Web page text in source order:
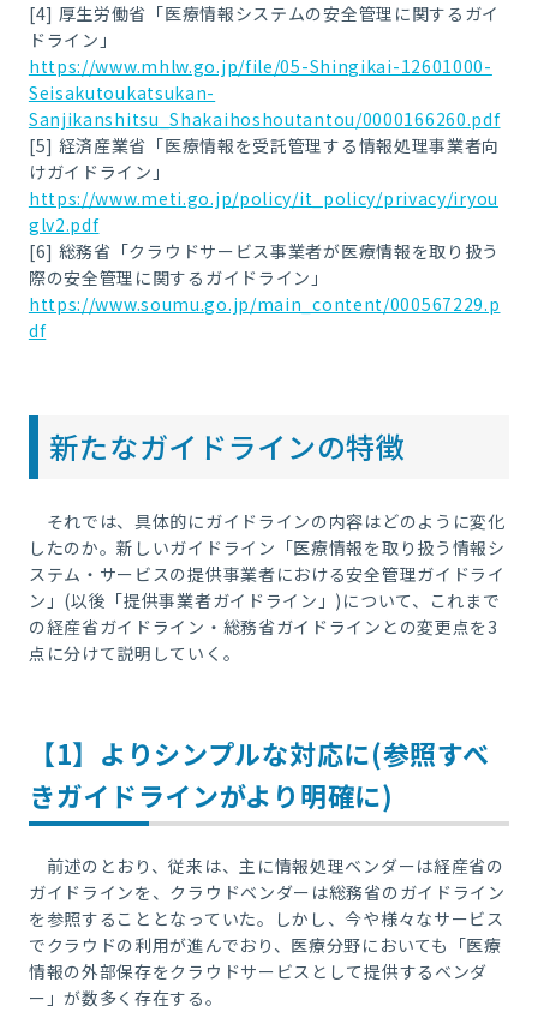
[4] 厚生労働省「医療情報システムの安全管理に関するガイ
ドライン」
https://www.mhlw.go.jp/file/05-Shingikai-12601000-
Seisakutoukatsukan-
Sanjikanshitsu_Shakaihoshoutantou/0000166260.pdf
[5] 経済産業省「医療情報を受託管理する情報処理事業者向
けガイドライン」
https://www.meti.go.jp/policy/it_policy/privacy/iryou
glv2.pdf
[6] 総務省「クラウドサービス事業者が医療情報を取り扱う
際の安全管理に関するガイドライン」
https://www.soumu.go.jp/main_content/000567229.p
df
新たなガイドラインの特徴
それでは、具体的にガイドラインの内容はどのように変化
したのか。新しいガイドライン「医療情報を取り扱う情報シ
ステム・サービスの提供事業者における安全管理ガイドライ
ン」 (以後「提供事業者ガイドライン」 ) について、これまで
の経産省ガイドライン・総務省ガイドラインとの変更点を3
点に分けて説明していく。
【1】よりシンプルな対応に(参照すべ
きガイドラインがより明確に)
前述のとおり、従来は、主に情報処理ベンダーは経産省の
ガイドラインを、クラウドベンダーは総務省のガイドライン
を参照することとなっていた。しかし、今や様々なサービス
でクラウドの利用が進んでおり、医療分野においても「医療
情報の外部保存をクラウドサービスとして提供するベンダ
ー」が数多く存在する。